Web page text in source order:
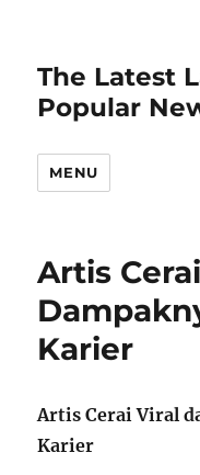
The Latest
Popular
MENU
Artis
Karier
Artis Cerai Viral
Karier